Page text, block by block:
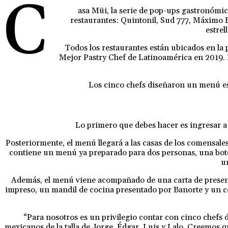
C
asa Müi, la serie de pop-ups
restaurantes: Quintonil, Sud 777,
Todos los restaurantes están ubicados en
Mejor Pastry Chef de Latinoamérica en
Los cinco chefs diseñaron un menú
Lo primero que debes hacer es ingresar
Posteriormente, el menú llegará a las casas de los
contiene un menú ya preparado para dos personas, una
Además, el menú viene acompañado de una carta de
impreso, un mandil de cocina presentado por Banorte y un
“Para nosotros es un privilegio contar con cinco